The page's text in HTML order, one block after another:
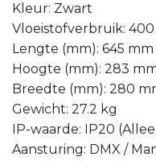
Kleur: Zwart
Vloeistofverbruik:
Lengte (mm): 645 mm
Hoogte (mm): 283
Breedte (mm): 280
Gewicht: 27.2 kg
IP-waarde: IP20
Aansturing: DMX /